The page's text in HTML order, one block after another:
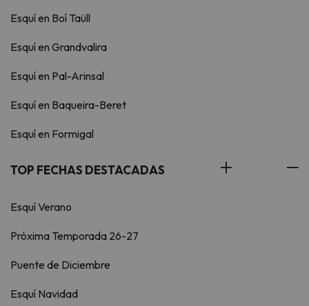
Esquí en Boí Taüll
Esquí en Grandvalira
Esquí en Pal-Arinsal
Esquí en Baqueira-Beret
Esquí en Formigal
TOP FECHAS DESTACADAS
Esquí Verano
Próxima Temporada 26-27
Puente de Diciembre
Esquí Navidad